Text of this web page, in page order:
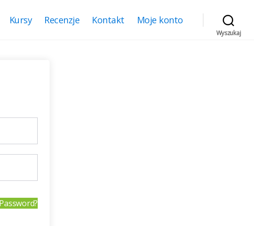
Kursy Recenzje Kontakt Moje konto
Wyszukaj